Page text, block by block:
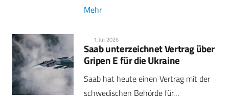
Mehr
1. Juli 2026
Saab unterzeichnet Vertrag über
Gripen E für die Ukraine
Saab hat heute einen Vertrag mit der
schwedischen Behörde für…